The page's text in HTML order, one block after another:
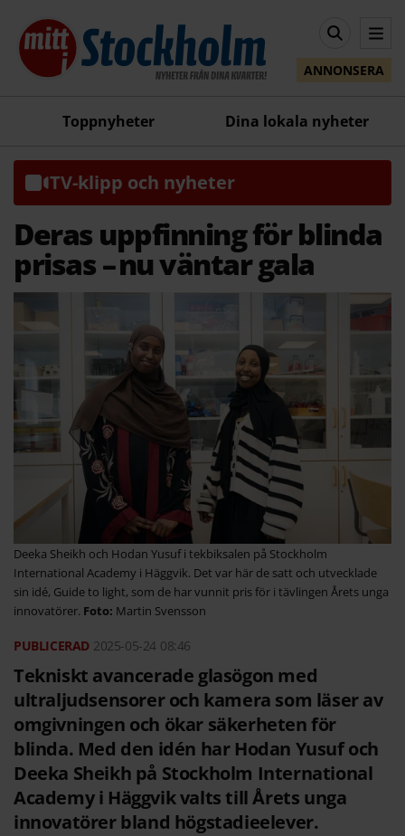
ANNONSERA
Toppnyheter Dina lokala nyheter
TV-klipp och nyheter
Deras uppfinning för blinda
prisas – nu väntar gala
Deeka Sheikh och Hodan Yusuf i tekbiksalen på Stockholm
International Academy i Häggvik. Det var här de satt och utvecklade
sin idé, Guide to light, som de har vunnit pris för i tävlingen Årets unga
innovatörer.
Martin Svensson
2025-05-24 08:46
Tekniskt avancerade glasögon med
ultraljudsensorer och kamera som läser av
omgivningen och ökar säkerheten för
blinda. Med den idén har Hodan Yusuf och
Deeka Sheikh på Stockholm International
Academy i Häggvik valts till Årets unga
innovatörer bland högstadieelever.